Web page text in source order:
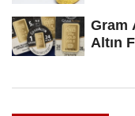
Gram
Altın